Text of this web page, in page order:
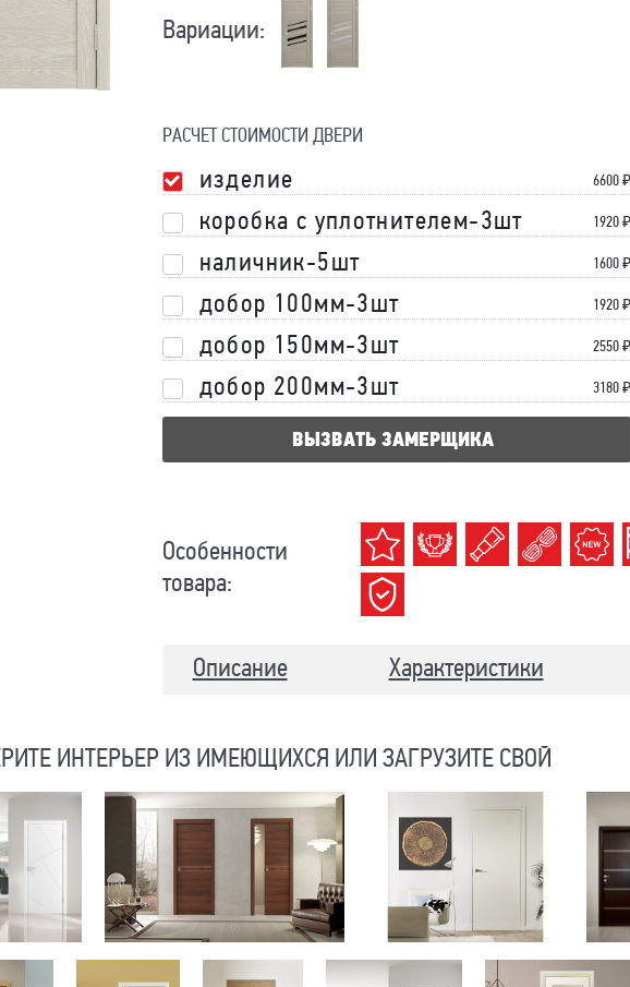
Вариации:
РАСЧЕТ СТОИМОСТИ ДВЕРИ
изделие 6600₽
коробка с уплотнителем-3шт 1920 ₽
наличник-5шт 1600 ₽
добор 100мм-3шт 1920 ₽
добор 150мм-3шт 2550 ₽
добор 200мм-3шт 3180 ₽
ВЫЗВАТЬ ЗАМЕРЩИКА
Особенности
товара:
Описание Характеристики
ИНТЕРЬЕР ИЗ ИМЕЮЩИХСЯ ИЛИ ЗАГРУЗИТЕ СВОЙ